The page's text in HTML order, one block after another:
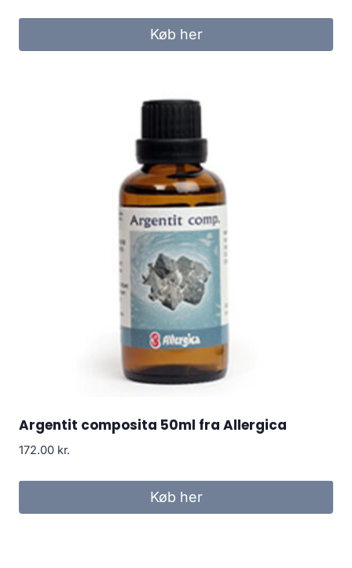
Køb her
Argentit composita 50ml fra Allergica
172.00 kr.
Køb her